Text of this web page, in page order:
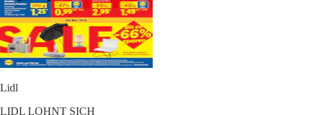
Lidl
LIDL LOHNT SICH